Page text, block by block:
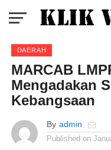
DAERAH
MARCAB
Mengadakan
Kebangsaan
By admin
Published on